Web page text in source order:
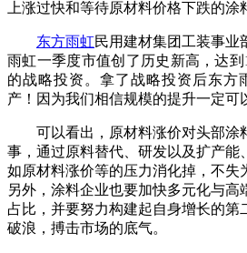
上涨过快和等待原材料价格下跌的涂
东方雨虹民用建材集团工装事业
雨虹一季度市值创了历史新高，达到
的战略投资。拿了战略投资后东方
产！因为我们相信规模的提升一定可
可以看出，原材料涨价对头部涂
事，通过原料替代、研发以及扩产能
如原材料涨价等的压力消化掉，不失
另外，涂料企业也要加快多元化与高
占比，并要努力构建起自身增长的第
破浪，搏击市场的底气。